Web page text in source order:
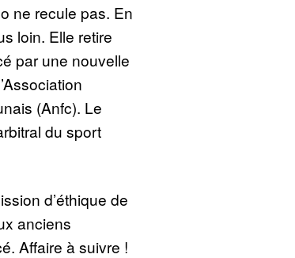
ne recule pas. En
loin. Elle retire
par une nouvelle
(Anfc). Le
du sport
d’éthique de
anciens
Affaire à suivre !